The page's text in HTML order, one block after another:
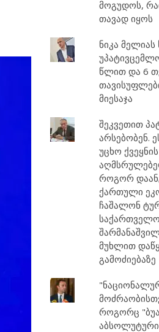
მოგუდოს,
თავად იყოს
ნიკა
წლით და 6
მიესაჯა
შეკვეთით
არსებობენ.
უცხო
როგორ
ქართული
ჩაშალონ
მუხლით
გამოძიებაზე
როგორც